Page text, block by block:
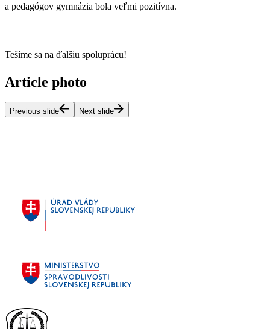
a pedagógov gymnázia bola veľmi pozitívna.
Tešíme sa na ďalšiu spoluprácu!
Article photo
Previous slide Next slide